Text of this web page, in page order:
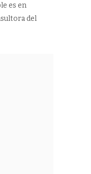
es en
del